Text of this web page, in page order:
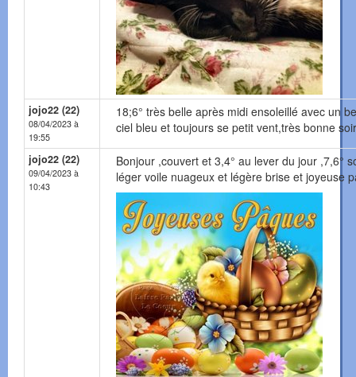
jojo22 (22)
08/04/2023 à
19:55
18;6° très belle après midi ensoleillé avec un
ciel bleu et toujours se petit vent,très bonne
jojo22 (22)
09/04/2023 à
10:43
Bonjour ,couvert et 3,4° au lever du jour ,7,6°
léger voile nuageux et légère brise et joyeuse